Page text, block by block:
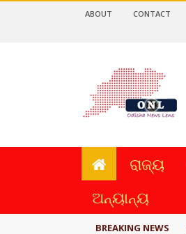
ABOUT CONTACT
ରାଜ୍ୟ
ଅନ୍ୟାନ୍ୟ
BREAKING NEWS